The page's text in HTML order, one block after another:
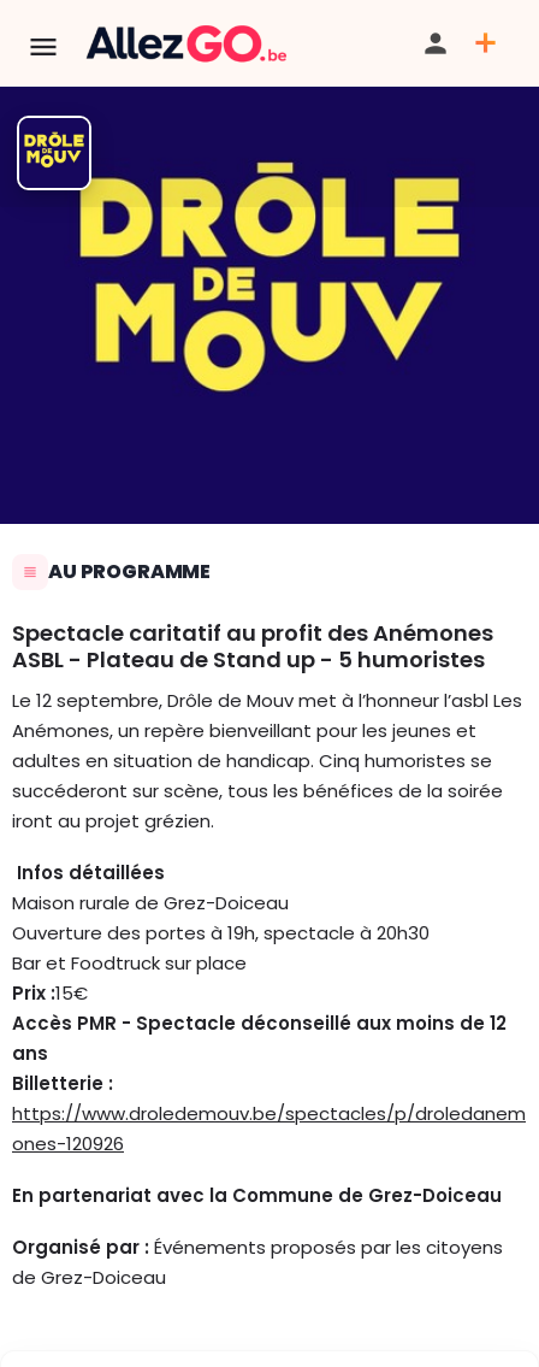
Drôle de Mouv' : Plateau de
Stand up caritatif
AU PROGRAMME
Spectacle caritatif au profit des Anémones
ASBL - Plateau de Stand up - 5 humoristes
Le 12 septembre, Drôle de Mouv met à l’honneur l’asbl Les
Anémones, un repère bienveillant pour les jeunes et
adultes en situation de handicap. Cinq humoristes se
succéderont sur scène, tous les bénéfices de la soirée
iront au projet grézien.
Infos détaillées
Maison rurale de Grez-Doiceau
Ouverture des portes à 19h, spectacle à 20h30
Bar et Foodtruck sur place
Prix :15€
Accès PMR - Spectacle déconseillé aux moins de 12
ans
Billetterie :
https://www.droledemouv.be/spectacles/p/droledanem
ones-120926
En partenariat avec la Commune de Grez-Doiceau
Organisé par :Événements proposés par les citoyens
de Grez-Doiceau